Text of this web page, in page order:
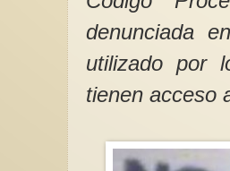
denunciada
utilizado por
tienen acceso